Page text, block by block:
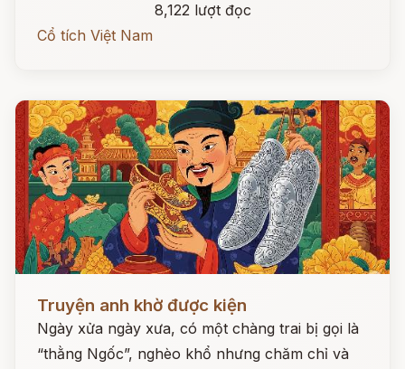
8,122 lượt đọc
Cổ tích Việt Nam
Truyện anh khờ được kiện
Ngày xửa ngày xưa, có một chàng trai bị gọi là
“thằng Ngốc”, nghèo khổ nhưng chăm chỉ và